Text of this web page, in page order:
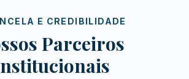
E CREDIBILIDADE
Parceiros